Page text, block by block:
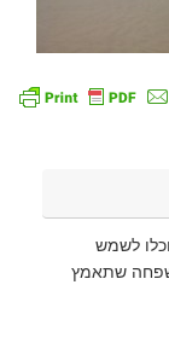
לשמש
שתאמץ